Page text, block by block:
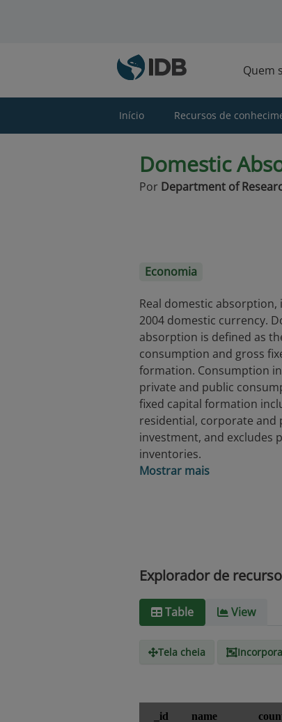
Quem
Início Recursos de
Domestic
Por Department of
Economia
Real domestic absorption,
2004 domestic currency.
absorption is defined as
consumption and gross
formation. Consumption
private and public
fixed capital formation
residential, corporate and
investment, and excludes
inventories.
Mostrar mais
Explorador de
Table View
Tela cheia